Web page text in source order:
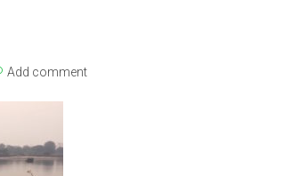
Add comment